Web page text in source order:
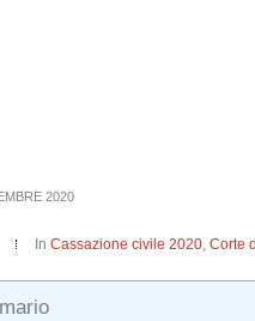
2020
InCassazione civile 2020,Corte